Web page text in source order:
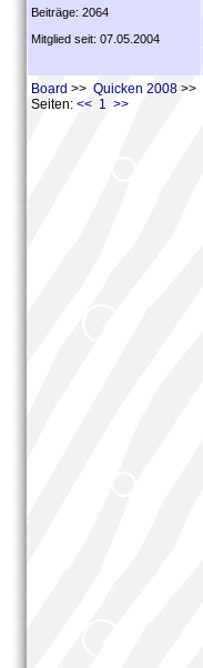
Beiträge: 2064
Mitglied seit: 07.05.2004
Board >> Quicken 2008 >>
Seiten: << 1 >>